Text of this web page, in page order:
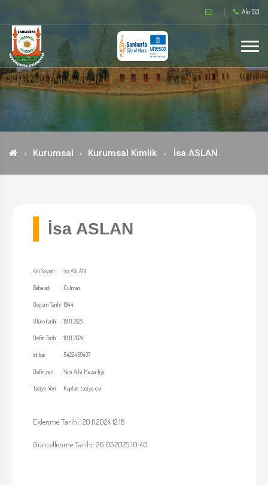
Alo 153
Kurumsal Kurumsal Kimlik İsa ASLAN
İsa ASLAN
Adı Soyadı :İsa ASLAN
Baba adı : Culmas
Doğum Tarihi 1944
Ölüm tarihi :19.11.2024
Defin Tarihi :19.11.2024
İrtibat :5422459437
Defin yeri :Yeni Aile Mezarlığı
Taziye Yeri Kaplan taziye evi
Eklenme Tarihi: 20.11.2024 12:18
Güncellenme Tarihi: 26.05.2025 10:40